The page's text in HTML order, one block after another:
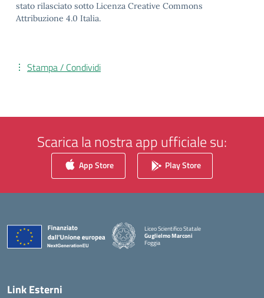
stato rilasciato sotto Licenza Creative Commons
Attribuzione 4.0 Italia.
Stampa / Condividi
Scarica la nostra app ufficiale su:
App Store Play Store
Liceo Scientifico Statale
Guglielmo Marconi
Foggia
— Visita la pagina iniziale della scuola
Link Esterni